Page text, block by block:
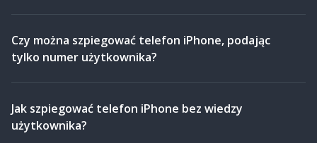
Czy można szpiegować telefon iPhone, podając
tylko numer użytkownika?
Jak szpiegować telefon iPhone bez wiedzy
użytkownika?